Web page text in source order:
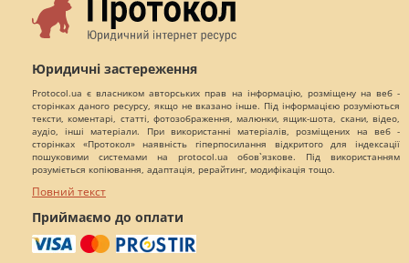
Юридичні застереження
Protocol.ua є власником авторських прав на інформацію, розміщену на веб -
сторінках даного ресурсу, якщо не вказано інше. Під інформацією розуміються
тексти, коментарі, статті, фотозображення, малюнки, ящик-шота, скани, відео,
аудіо, інші матеріали. При використанні матеріалів, розміщених на веб -
сторінках «Протокол» наявність гіперпосилання відкритого для індексації
пошуковими системами на protocol.ua обов`язкове. Під використанням
розуміється копіювання, адаптація, рерайтинг, модифікація тощо.
Повний текст
Приймаємо до оплати